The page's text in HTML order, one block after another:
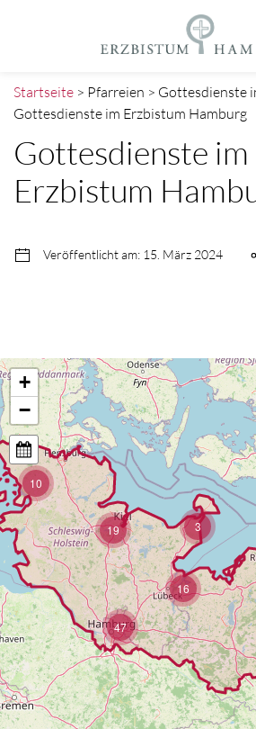
Startseite > Pfarreien > Gottesdienste
Gottesdienste im Erzbistum Hamburg
Gottesdienste im
Erzbistum
Veröffentlicht am: 15. März 2024